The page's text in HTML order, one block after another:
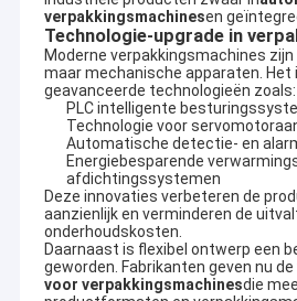
verpakkingsmachinesen
Technologie-upgrade in
Moderne verpakkingsmachines
maar mechanische apparaten. Het
geavanceerde technologieën zoals:
PLC intelligente
Technologie voor
Automatische detectie- en
Energiebesparende
afdichtingssystemen
Deze innovaties verbeteren de
aanzienlijk en verminderen de
onderhoudskosten.
Daarnaast is flexibel ontwerp een
geworden. Fabrikanten geven nu
voor verpakkingsmachinesdie